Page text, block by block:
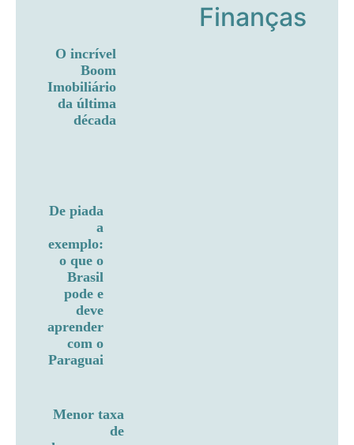
Finanças
O incrível
Boom
Imobiliário
da última
década
De piada
a
exemplo:
o que o
Brasil
pode e
deve
aprender
com o
Paraguai
Menor taxa
de